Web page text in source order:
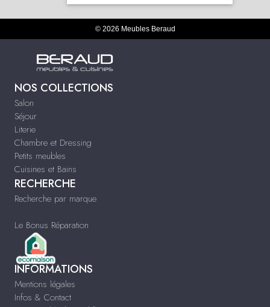
© 2026 Meubles Beraud
NOS COLLECTIONS
Salon
Séjour
Literie
Chambre et Dressing
Petits meubles
Cuisines et Bains
RECHERCHE
Recherche par marque
Le Bonus Réparation
INFORMATIONS
Mentions légales
Infos & Contact